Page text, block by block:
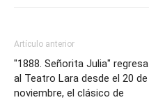
Artículo anterior
"1888. Señorita Julia" regresa
al Teatro Lara desde el 20 de
noviembre, el clásico de